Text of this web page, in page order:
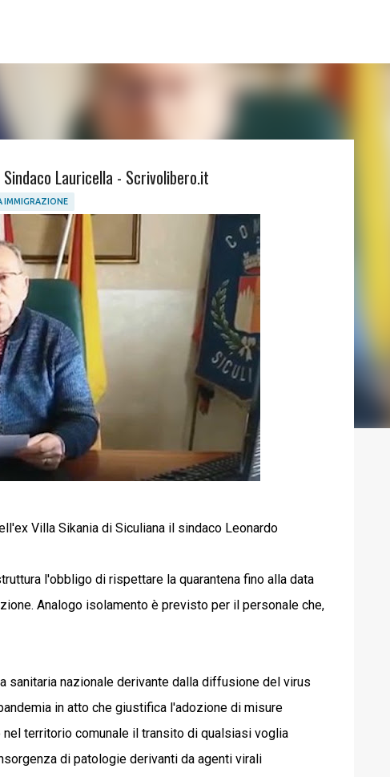
Lauricella - Scrivolibero.it
IMMIGRAZIONE
Villa Sikania di Siculiana il sindaco Leonardo
l'obbligo di rispettare la quarantena fino alla data
Analogo isolamento è previsto per il personale che,
sanitaria nazionale derivante dalla diffusione del virus
in atto che giustifica l'adozione di misure
territorio comunale il transito di qualsiasi voglia
di patologie derivanti da agenti virali